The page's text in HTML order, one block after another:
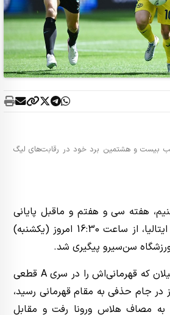
کسب بیست و هشتمین برد خود در رقابت‌های لیگ
، هفته سی و هفتم و ماقبل پایانی
رقابت‌های فوتبال لیگ ایتالیا، از ساعت 16:30 امروز (یکشنبه)
ورزشگاه سن‌سیرو پیگیری شد.
در این بازی تیم اینترمیلان که قهرمانی‌اش را در سری A قطعی
در جام حذفی به مقام قهرمانی رسید،
به مصاف هلاس ورونا رفت و مقابل